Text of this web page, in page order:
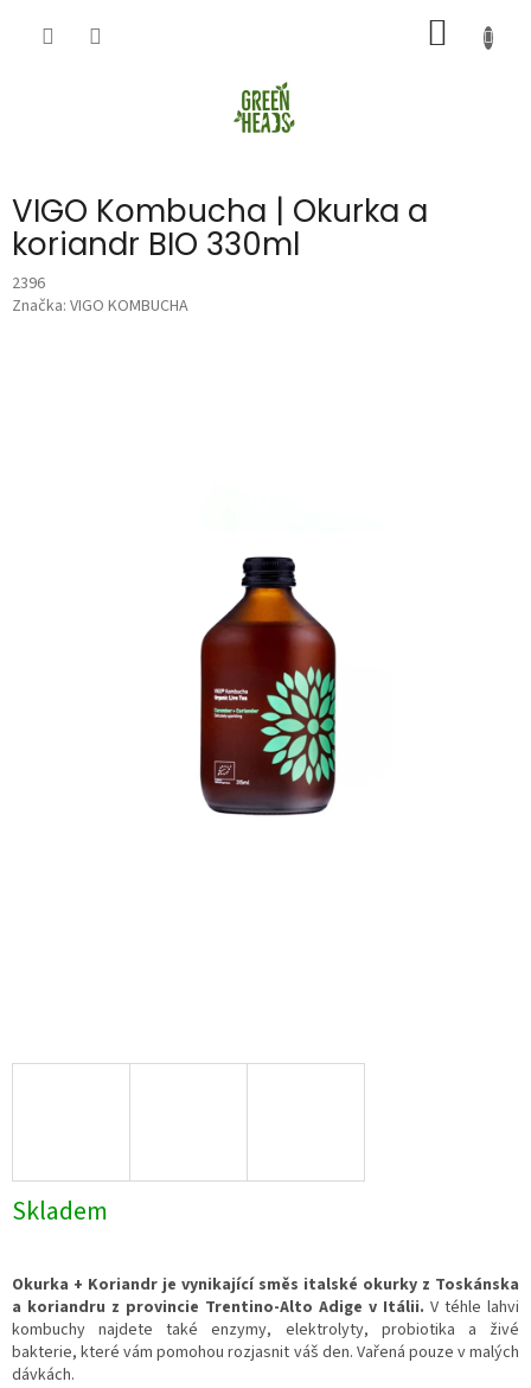
KOŠÍK
VIGO Kombucha | Okurka a
koriandr BIO 330ml
2396
Značka: VIGO KOMBUCHA
Skladem
Okurka + Koriandr je vynikající směs italské okurky z Toskánska
a koriandru z provincie Trentino-Alto Adige v Itálii. V téhle lahvi
kombuchy najdete také enzymy, elektrolyty, probiotika a živé
bakterie, které vám pomohou rozjasnit váš den. Vařená pouze v malých
dávkách.